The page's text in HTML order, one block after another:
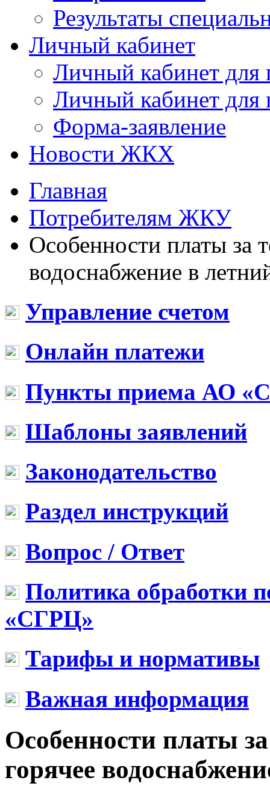
Результаты
Личный кабинет
Личный кабинет
Личный кабинет
Форма-заявление
Новости ЖКХ
Главная
Потребителям ЖКУ
Особенности платы за
водоснабжение в
Управление счетом
Онлайн платежи
Пункты приема АО
Шаблоны заявлений
Законодательство
Раздел инструкций
Вопрос / Ответ
Политика обработки
«СГРЦ»
Тарифы и нормативы
Важная информация
Особенности платы
горячее